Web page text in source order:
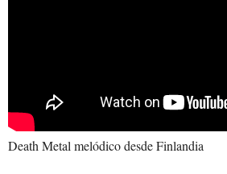
Death Metal melódico desde Finlandia